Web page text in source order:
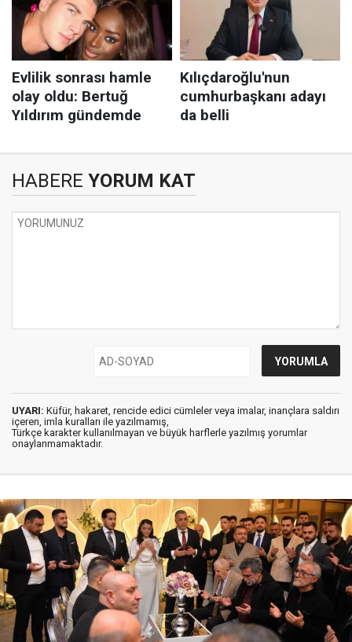
HABERE YORUM KAT
UYARI: Küfür, hakaret, rencide edici cümleler veya imalar, inançlara saldırı
içeren, imla kuralları ile yazılmamış,
Türkçe karakter kullanılmayan ve büyük harflerle yazılmış yorumlar
onaylanmamaktadır.